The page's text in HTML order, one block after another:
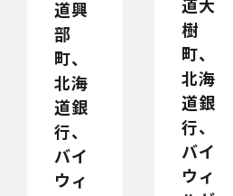
道興
部
町、
北海
道銀
行、
バイ
ウィ
樹
町、
北海
道銀
行、
バイ
ウィ